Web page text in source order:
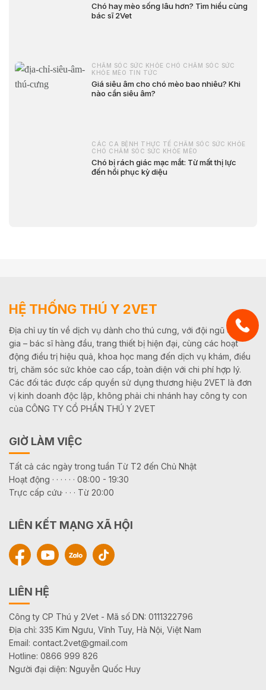
Chó hay mèo sống lâu hơn? Tìm hiểu cùng
bác sĩ 2Vet
CHĂM SÓC SỨC KHỎE CHÓ CHĂM SÓC SỨC
KHỎE MÈO TIN TỨC
Giá siêu âm cho chó mèo bao nhiêu? Khi
nào cần siêu âm?
CÁC CA BỆNH THỰC TẾ CHĂM SÓC SỨC KHỎE
CHÓ CHĂM SÓC SỨC KHỎE MÈO
Chó bị rách giác mạc mắt: Từ mất thị lực
đến hồi phục kỳ diệu
HỆ THỐNG THÚ Y 2VET
Địa chỉ uy tín về dịch vụ dành cho thú cưng, với đội ngũ chuyên
gia – bác sĩ hàng đầu, trang thiết bị hiện đại, cùng các hoạt
động điều trị hiệu quả, khoa học mang đến dịch vụ khám, điều
trị, chăm sóc sức khỏe cao cấp, toàn diện với chi phí hợp lý.
Các đối tác được cấp quyền sử dụng thương hiệu 2VET là đơn
vị kinh doanh độc lập, không phải chi nhánh hay công ty con
của CÔNG TY CỔ PHẦN THÚ Y 2VET
GIỜ LÀM VIỆC
Tất cả các ngày trong tuần Từ T2 đến Chủ Nhật
Hoạt động · · · · · · 08:00 - 19:30
Trực cấp cứu· · · · Từ 20:00
LIÊN KẾT MẠNG XÃ HỘI
LIÊN HỆ
Công ty CP Thú y 2Vet - Mã số DN: 0111322796
Địa chỉ: 335 Kim Ngưu, Vĩnh Tuy, Hà Nội, Việt Nam
Email: contact.2vet@gmail.com
Hotline: 0866 999 826
Người đại diện: Nguyễn Quốc Huy